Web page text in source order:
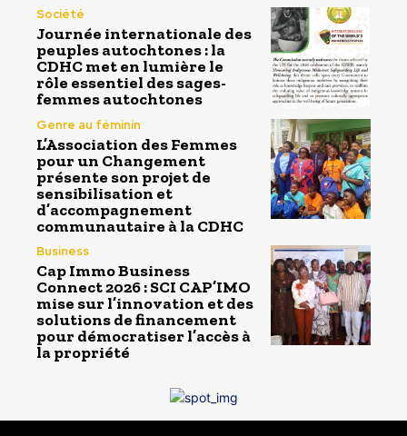
Société
Journée internationale des
peuples autochtones : la
CDHC met en lumière le
rôle essentiel des sages-
femmes autochtones
Genre au féminin
L’Association des Femmes
pour un Changement
présente son projet de
sensibilisation et
d’accompagnement
communautaire à la CDHC
Business
Cap Immo Business
Connect 2026 : SCI CAP’IMO
mise sur l’innovation et des
solutions de financement
pour démocratiser l’accès à
la propriété